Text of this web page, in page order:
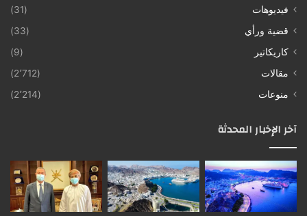
فيديوهات
(31)
قضية ورأي
(33)
كاريكاتير
(9)
مقالات
(2٬712)
منوعات
(2٬214)
آخر الإخبار المحدثة